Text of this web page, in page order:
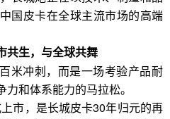
国皮卡在全球主流市场的高端
共生，与全球共舞
米冲刺，而是一场考验产品耐
和体系能力的马拉松。
市，是长城皮卡30年归元的再